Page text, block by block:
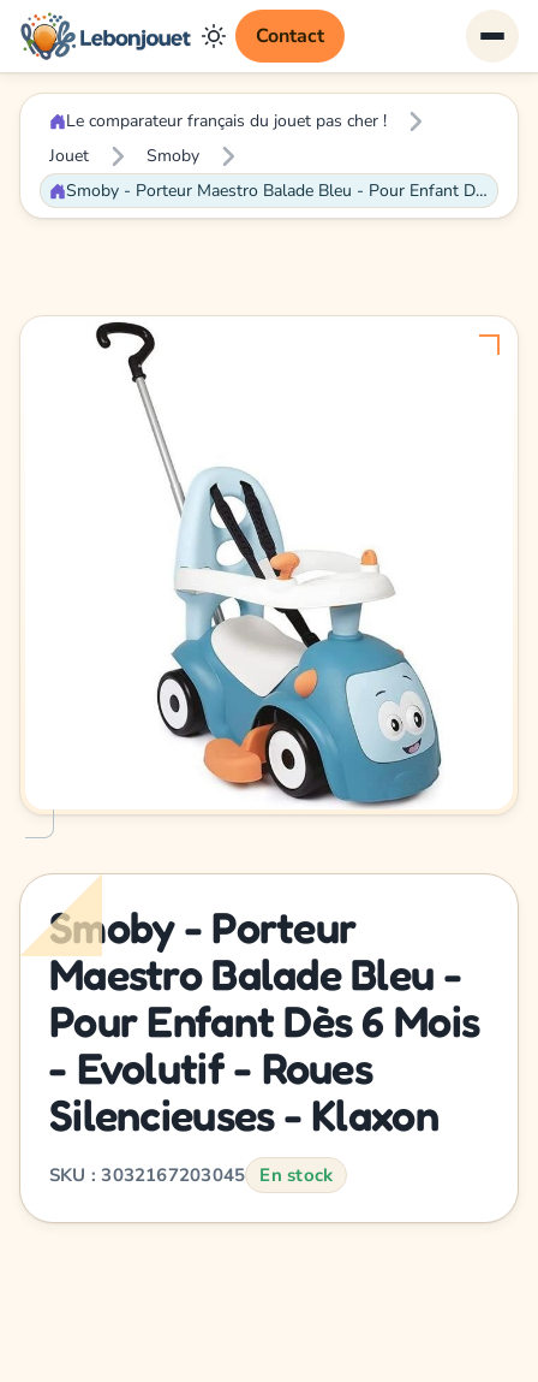
Contact
Le comparateur français du jouet pas cher !
Jouet
Smoby
Smoby - Porteur Maestro Balade Bleu - Pour Enfant Dès 6 Mois - Evolutif - Roues Silencieuses - Klaxon
Smoby - Porteur
Maestro Balade Bleu -
Pour Enfant Dès 6 Mois
- Evolutif - Roues
Silencieuses - Klaxon
SKU : 3032167203045 En stock